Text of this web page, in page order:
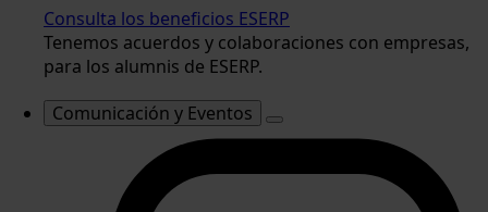
Consulta los beneficios ESERP
Tenemos acuerdos y colaboraciones con empresas,
para los alumnis de ESERP.
Comunicación y Eventos